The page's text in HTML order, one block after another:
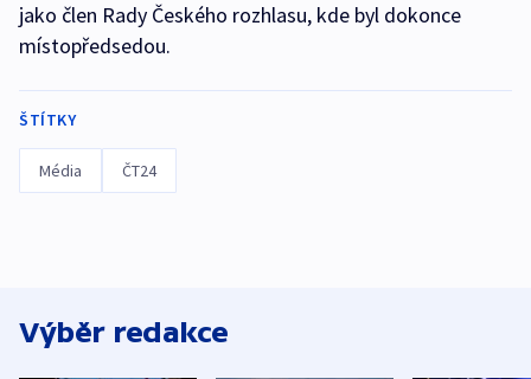
jako člen Rady Českého rozhlasu, kde byl dokonce
místopředsedou.
ŠTÍTKY
Média ČT24
Výběr redakce